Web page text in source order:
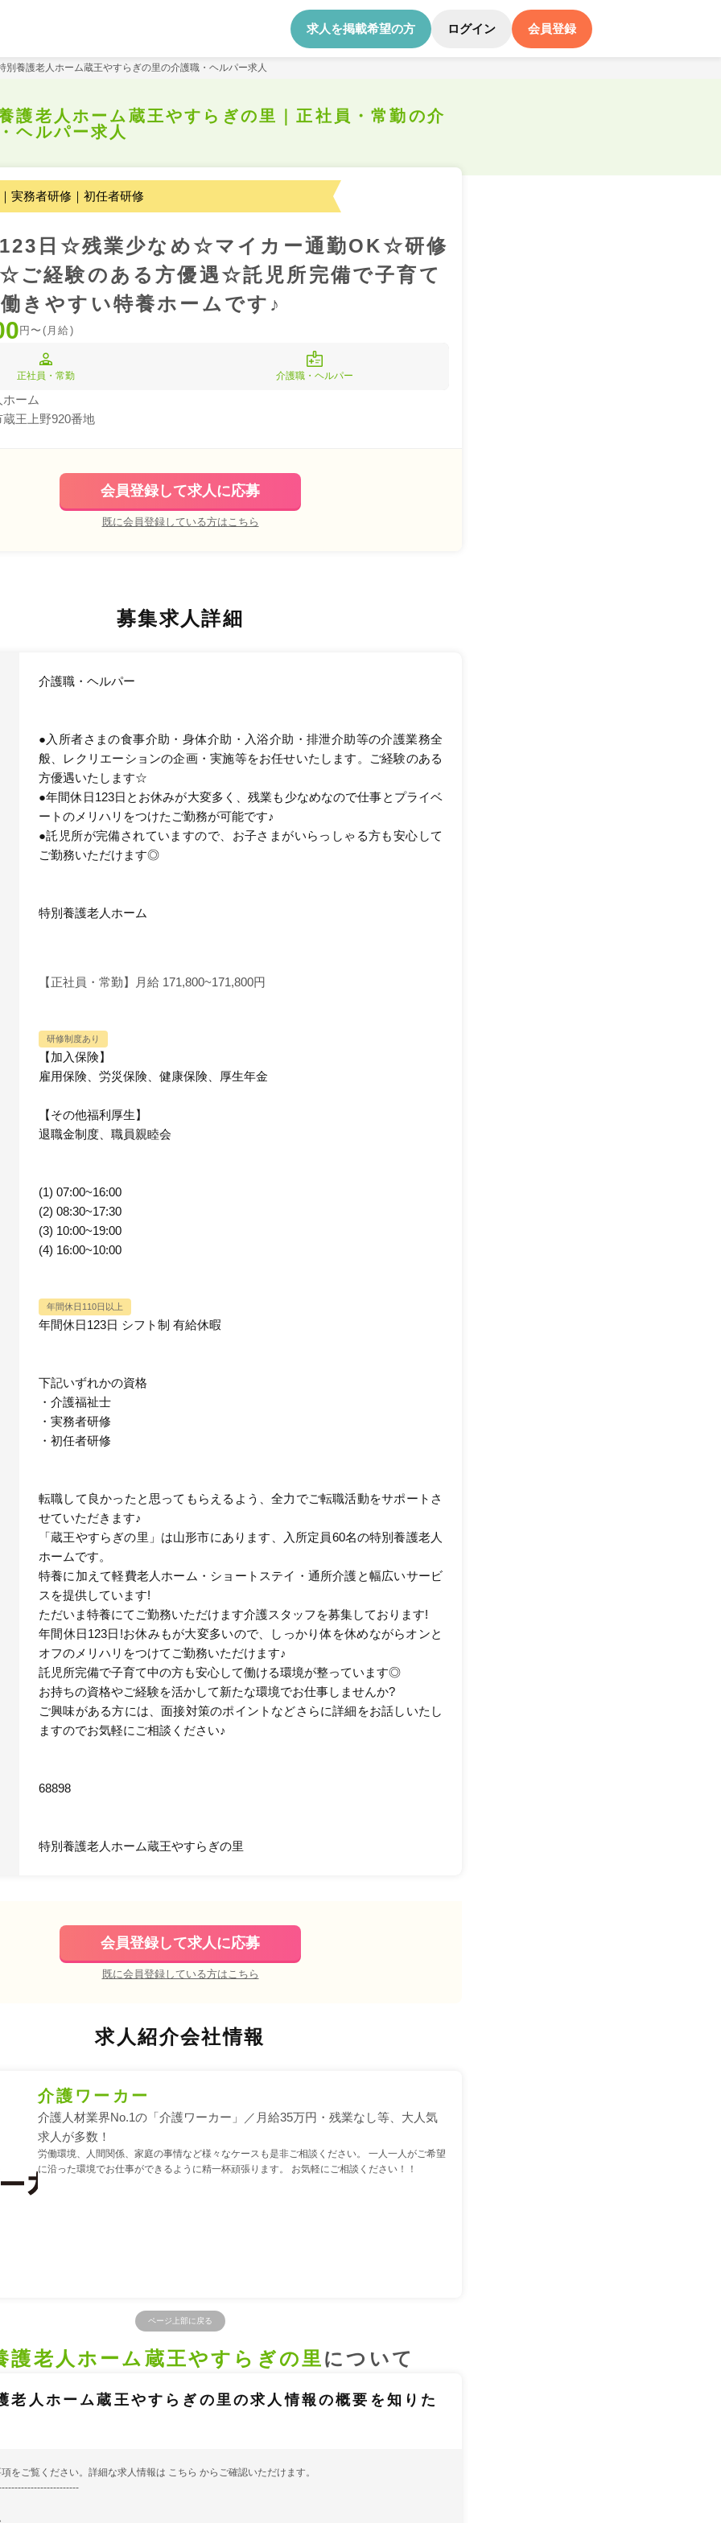
求人を掲載希望の方 ログイン 会員登録
別養護老人ホーム蔵王やすらぎの里の介護職・ヘルパー求人
護老人ホーム蔵王やすらぎの里｜正社員・常勤の介
ヘルパー求人
実務者研修｜初任者研修
日☆残業少なめ☆マイカー通勤OK☆研修
ご経験のある方優遇☆託児所完備で子育て
きやすい特養ホームです♪
円〜(月給)
正社員・常勤 介護職・ヘルパー
ーム
王上野920番地
会員登録して求人に応募
既に会員登録している方はこちら
募集求人詳細
介護職・ヘルパー
●入所者さまの食事介助・身体介助・入浴介助・排泄介助等の介護業務全
般、レクリエーションの企画・実施等をお任せいたします。ご経験のある
方優遇いたします☆
●年間休日123日とお休みが大変多く、残業も少なめなので仕事とプライベ
ートのメリハリをつけたご勤務が可能です♪
●託児所が完備されていますので、お子さまがいらっしゃる方も安心して
ご勤務いただけます◎
特別養護老人ホーム
【正社員・常勤】月給 171,800~171,800円
研修制度あり
【加入保険】
雇用保険、労災保険、健康保険、厚生年金
【その他福利厚生】
退職金制度、職員親睦会
(1) 07:00~16:00
(2) 08:30~17:30
(3) 10:00~19:00
(4) 16:00~10:00
年間休日110日以上
年間休日123日 シフト制 有給休暇
下記いずれかの資格
・介護福祉士
・実務者研修
・初任者研修
転職して良かったと思ってもらえるよう、全力でご転職活動をサポートさ
せていただきます♪
「蔵王やすらぎの里」は山形市にあります、入所定員60名の特別養護老人
ホームです。
特養に加えて軽費老人ホーム・ショートステイ・通所介護と幅広いサービ
スを提供しています!
ただいま特養にてご勤務いただけます介護スタッフを募集しております!
年間休日123日!お休みもが大変多いので、しっかり体を休めながらオンと
オフのメリハリをつけてご勤務いただけます♪
託児所完備で子育て中の方も安心して働ける環境が整っています◎
お持ちの資格やご経験を活かして新たな環境でお仕事しませんか?
ご興味がある方には、面接対策のポイントなどさらに詳細をお話しいたし
ますのでお気軽にご相談ください♪
68898
特別養護老人ホーム蔵王やすらぎの里
会員登録して求人に応募
既に会員登録している方はこちら
求人紹介会社情報
介護ワーカー
介護人材業界No.1の「介護ワーカー」／月給35万円・残業なし等、大人気
求人が多数！
労働環境、人間関係、家庭の事情など様々なケースも是非ご相談ください。 一人一人がご希望
に沿った環境でお仕事ができるように精一杯頑張ります。 お気軽にご相談ください！！
ページ上部に戻る
護老人ホーム蔵王やすらぎの里 について
老人ホーム蔵王やすらぎの里の求人情報の概要を知りた
をご覧ください。詳細な求人情報は こちら からご確認いただけます。